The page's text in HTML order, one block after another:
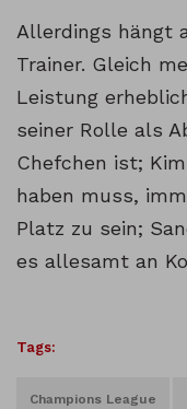
Allerdings hängt
Trainer. Gleich
Leistung
seiner Rolle als
Chefchen ist;
haben muss,
Platz zu sein;
es allesamt an
Tags:
Champions League